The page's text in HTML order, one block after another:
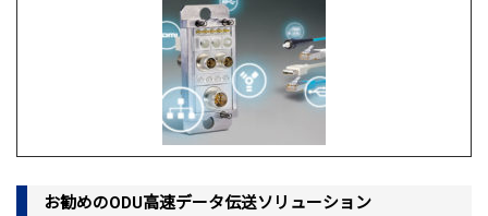
お勧めのODU高速データ伝送ソリューション